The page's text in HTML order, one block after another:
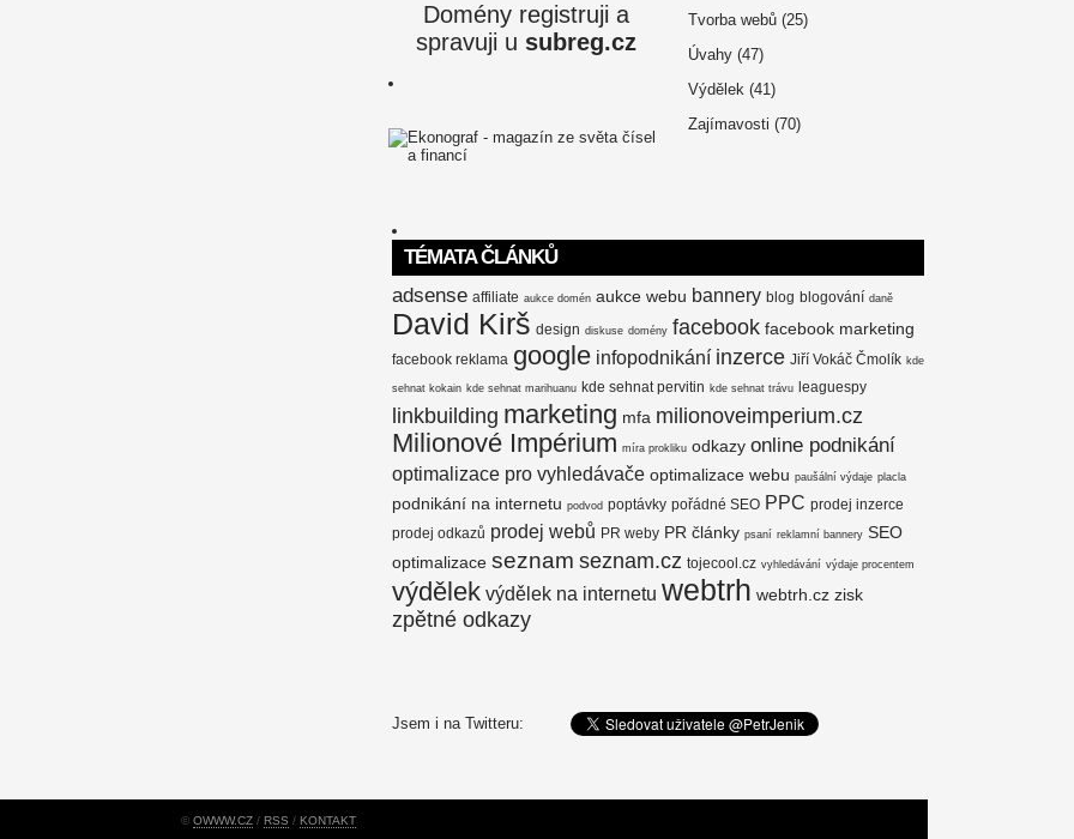
Domény registruji a
spravuji u subreg.cz
Tvorba webů (25)
Úvahy (47)
Výdělek (41)
Zajímavosti (70)
TÉMATA ČLÁNKŮ
adsense affiliate aukce domén aukce webu bannery blog blogování daně
David Kirš design diskuse domény facebook facebook marketing
facebook reklama google infopodnikání inzerce Jiří Vokáč Čmolík kde
sehnat kokain kde sehnat marihuanu kde sehnat pervitin kde sehnat trávu leaguespy
linkbuilding marketing mfa milionoveimperium.cz
Milionové Impérium míra prokliku odkazy online podnikání
optimalizace pro vyhledávače optimalizace webu paušální výdaje placla
podnikání na internetu podvod poptávky pořádné SEO PPC prodej inzerce
prodej odkazů prodej webů PR weby PR články psaní reklamní bannery SEO
optimalizace seznam seznam.cz tojecool.cz vyhledávání výdaje procentem
výdělek výdělek na internetu webtrh webtrh.cz zisk
zpětné odkazy
Jsem i na Twitteru:
© OWWW.CZ / RSS / KONTAKT